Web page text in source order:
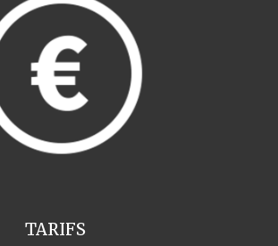
TARIFS